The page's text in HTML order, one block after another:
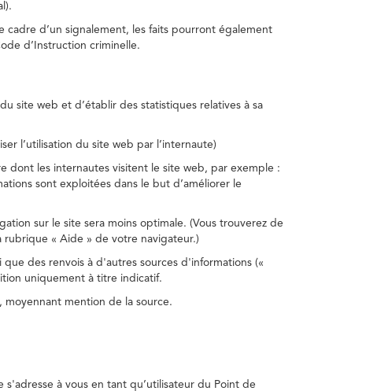
cadre d’un signalement, les faits pourront également
d’Instruction criminelle.
site web et d’établir des statistiques relatives à sa
l’utilisation du site web par l’internaute)
dont les internautes visitent le site web, par exemple :
sont exploitées dans le but d’améliorer le
sur le site sera moins optimale. (Vous trouverez de
rubrique « Aide » de votre navigateur.)
des renvois à d'autres sources d'informations («
uniquement à titre indicatif.
mention de la source.
à vous en tant qu’utilisateur du Point de